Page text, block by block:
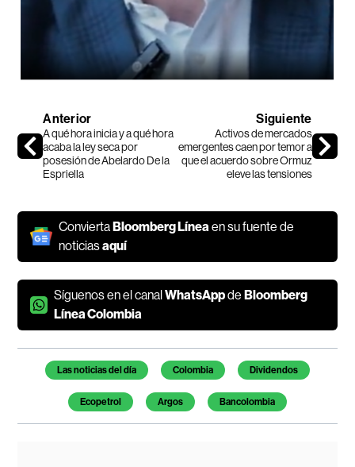
Anterior
A qué hora inicia y a qué hora
acaba la ley seca por
posesión de Abelardo De la
Espriella
Siguiente
Activos de mercados
emergentes caen por temor a
que el acuerdo sobre Ormuz
eleve las tensiones
ConviertaBloomberg Línea en su fuente de
noticiasaquí
Síguenos en el canalWhatsAppdeBloomberg
Línea Colombia
Temas de este artículo
Las noticias del día Colombia Dividendos
Ecopetrol Argos Bancolombia